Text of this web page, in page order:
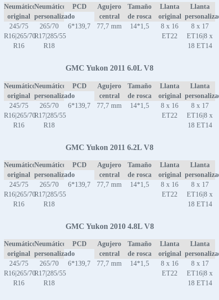
Neumático
original
Neumático
personalizado
PCD
Agujero
central
Tamaño
de rosca
Llanta
original
Llanta
245/75
R16|265/70
R16
265/70
R17|285/55
R18
6*139,7 77,7 mm 14*1,5
8 x 16
ET22
8 x 17
ET16|8 x
18 ET14
GMC Yukon 2011 6.0L V8
Neumático
original
Neumático
personalizado
PCD
Agujero
central
Tamaño
de rosca
Llanta
original
Llanta
245/75
R16|265/70
R16
265/70
R17|285/55
R18
6*139,7 77,7 mm 14*1,5
8 x 16
ET22
8 x 17
ET16|8 x
18 ET14
GMC Yukon 2011 6.2L V8
Neumático
original
Neumático
personalizado
PCD
Agujero
central
Tamaño
de rosca
Llanta
original
Llanta
245/75
R16|265/70
R16
265/70
R17|285/55
R18
6*139,7 77,7 mm 14*1,5
8 x 16
ET22
8 x 17
ET16|8 x
18 ET14
GMC Yukon 2010 4.8L V8
Neumático
original
Neumático
personalizado
PCD
Agujero
central
Tamaño
de rosca
Llanta
original
Llanta
245/75
R16|265/70
R16
265/70
R17|285/55
R18
6*139,7 77,7 mm 14*1,5
8 x 16
ET22
8 x 17
ET16|8 x
18 ET14